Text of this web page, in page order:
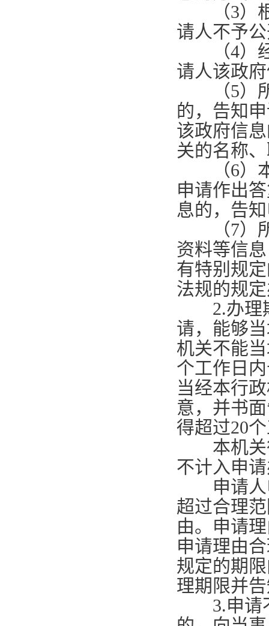
（3）
请人不予
（4）
请人该政
（5）
的，告知
该政府信
关的名称
（6）
申请作出
息的，告
（7）
资料等信
有特别规
法规的规
2.办理
请，能够
机关不能
个工作日
当经本行
意，并书
得超过20
本机关
不计入申
申请人
超过合理
由。申请
申请理由
规定的期
理期限并
3.申请